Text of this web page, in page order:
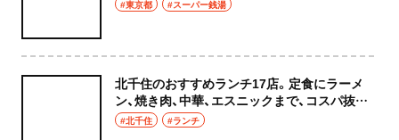
#東京都 #スーパー銭湯
北千住のおすすめランチ17店。定食にラーメ
ン、焼き肉、中華、エスニックまで、コスパ抜群
な店もおしゃれな店も網羅してご紹介！
#北千住 #ランチ